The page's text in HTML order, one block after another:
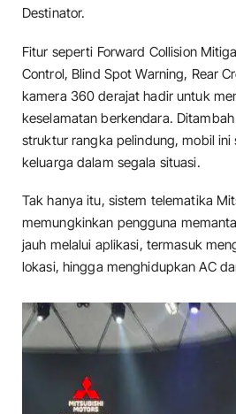
Destinator.
Fitur seperti Forward Collision
Control, Blind Spot Warning, Rear
kamera 360 derajat hadir untuk
keselamatan berkendara.
struktur rangka pelindung, mobil ini
keluarga dalam segala situasi.
Tak hanya itu, sistem telematika
memungkinkan pengguna
jauh melalui aplikasi, termasuk
lokasi, hingga menghidupkan AC